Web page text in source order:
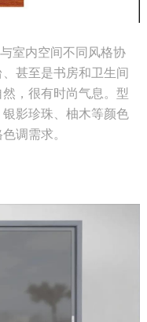
室内空间不同风格协
甚至是书房和卫生间
，很有时尚气息。型
影珍珠、柚木等颜色
调需求。